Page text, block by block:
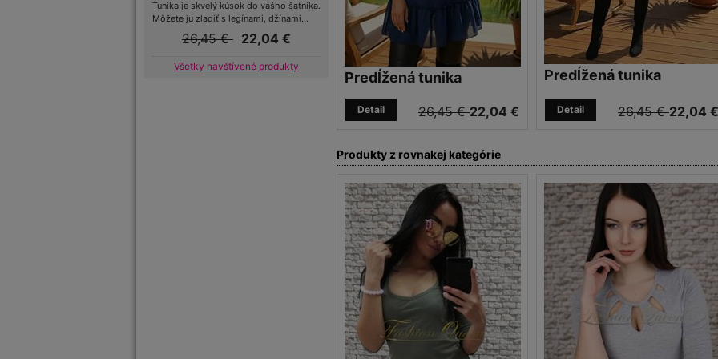
Tunika je skvelý kúsok do vášho šatníka.
Môžete ju zladiť s legínami, džínami...
26,45 € 22,04 €
Všetky navštívené produkty
Predĺžená tunika
26,45 €22,04 €
Detail
Predĺžená tunika
26,45 €22,04 €
Detail
Produkty z rovnakej kategórie